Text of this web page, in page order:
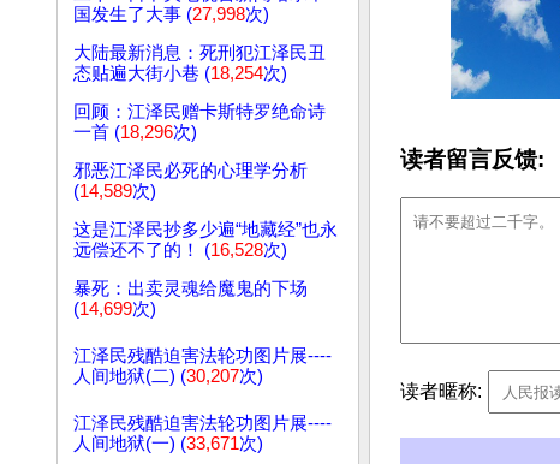
国发生了大事 (27,998次)
大陆最新消息：死刑犯江泽民丑
态贴遍大街小巷 (18,254次)
回顾：江泽民赠卡斯特罗绝命诗
一首 (18,296次)
邪恶江泽民必死的心理学分析
(14,589次)
这是江泽民抄多少遍“地藏经”也永
远偿还不了的！ (16,528次)
暴死：出卖灵魂给魔鬼的下场
(14,699次)
江泽民残酷迫害法轮功图片展----
人间地狱(二) (30,207次)
江泽民残酷迫害法轮功图片展----
人间地狱(一) (33,671次)
读者留言反馈:
读者暱称: